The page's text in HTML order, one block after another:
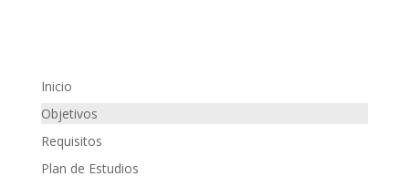
Inicio
Objetivos
Requisitos
Plan de Estudios